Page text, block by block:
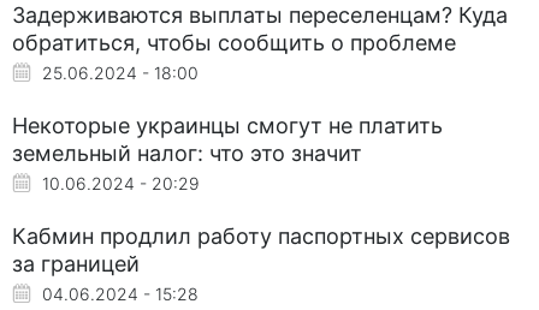
Задерживаются выплаты переселенцам? Куда
обратиться, чтобы сообщить о проблеме
25.06.2024 - 18:00
Некоторые украинцы смогут не платить
земельный налог: что это значит
10.06.2024 - 20:29
Кабмин продлил работу паспортных сервисов
за границей
04.06.2024 - 15:28